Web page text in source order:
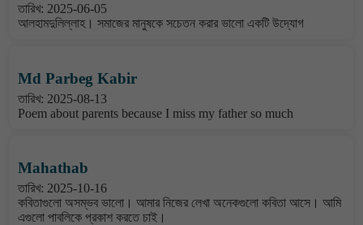
তারিখ: 2025-06-05
আলহামদুলিল্লাহ। সমাজের মানুষকে সচেতন করার ভালো একটি উদ্যোগ
Md Parbeg Kabir
তারিখ: 2025-08-13
Poem about parents because I miss my father so much
Mahathab
তারিখ: 2025-10-16
কবিতাগুলো অসম্ভব ভালো। আমার নিজের লেখা অনেকগুলো কবিতা আসে। আমি
এগুলো পাবলিকে প্রকাশ করতে চাই।